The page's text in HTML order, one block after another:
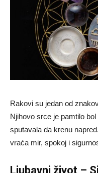
Rakovi su jedan od
Njihovo srce je pamtilo
sputavala da krenu
vraća mir, spokoj i
Ljubavni život –